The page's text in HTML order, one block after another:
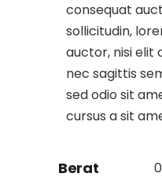
consequat
sollicitudin,
auctor, nisi elit
nec sagittis
sed odio sit
cursus a sit
Berat